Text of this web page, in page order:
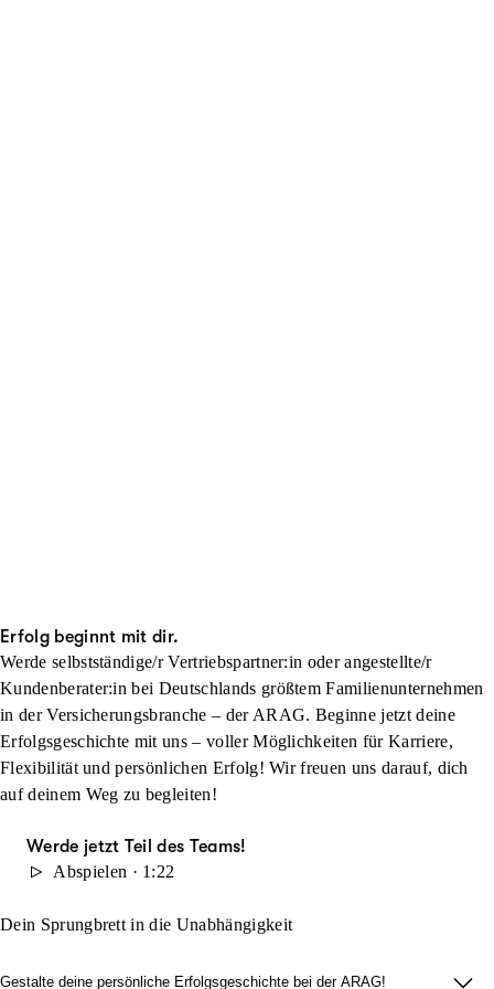
Erfolg beginnt mit dir.
Werde selbstständige/r Vertriebspartner:in oder angestellte/r
Kundenberater:in bei Deutschlands größtem Familienunternehmen
in der Versicherungsbranche – der ARAG. Beginne jetzt deine
Erfolgsgeschichte mit uns – voller Möglichkeiten für Karriere,
Flexibilität und persönlichen Erfolg! Wir freuen uns darauf, dich
auf deinem Weg zu begleiten!
Werde jetzt Teil des Teams!
Abspielen · 1:22
Dein Sprungbrett in die Unabhängigkeit
Gestalte deine persönliche Erfolgsgeschichte bei der ARAG!